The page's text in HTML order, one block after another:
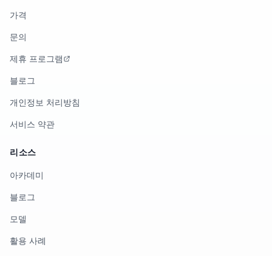
가격
문의
제휴 프로그램
블로그
개인정보 처리방침
서비스 약관
리소스
아카데미
블로그
모델
활용 사례